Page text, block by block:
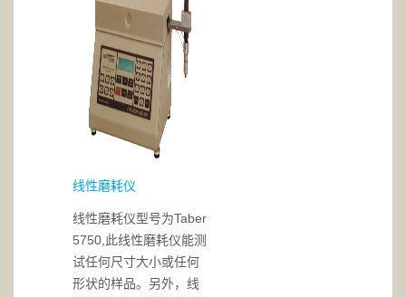
线性磨耗仪
线性磨耗仪型号为Taber
5750,此线性磨耗仪能测
试任何尺寸大小或任何
形状的样品。另外，线